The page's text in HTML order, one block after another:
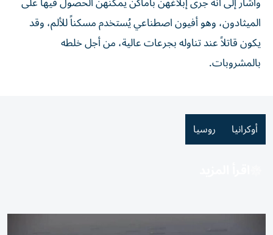
الميثادون، وهو أفيون اصطناعي يُستخدم مسكناً للألم، وقد
يكون قاتلاً عند تناوله بجرعات عالية، من أجل خلطه
بالمشروبات.
أوكرانيا روسيا